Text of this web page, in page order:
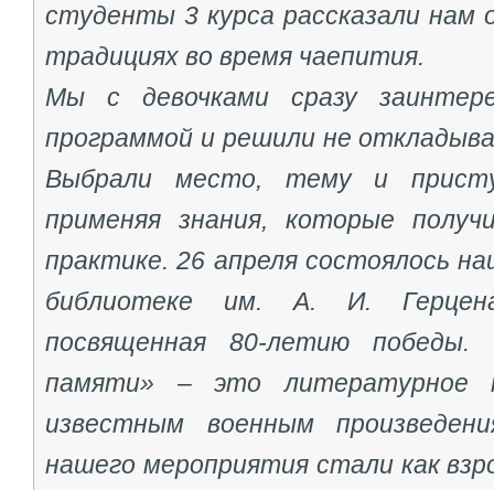
студенты 3 курса рассказали нам
традициях во время чаепития.
Мы с девочками сразу
программой и решили не
Выбрали место, тему и
применяя знания, которые
практике. 26 апреля состоялось
библиотеке им. А. И.
посвященная 80-летию победы.
памяти» – это литературное
известным военным
нашего мероприятия стали как